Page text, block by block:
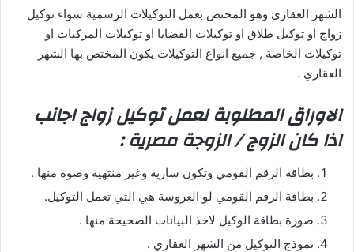
الشهر العقاري وهو المختص بعمل التوكيلات الرسمية سواء توكيل
زواج او توكيل طلاق او توكيلات القضايا او توكيلات المركبات او
توكيلات الخاصة , جميع انواع التوكيلات يكون المختص بها الشهر
العقاري .
الاوراق المطلوبة لعمل توكيل زواج اجانب
اذا كان الزوج / الزوجة مصرية :
بطاقة الرقم القومي وتكون سارية وغير منتهية وصوة منها .
بطاقة الرقم القومي لو العروسة هي التي تعمل التوكيل.
صورة بطاقة الوكيل لاخذ البيانات الصحيحة منها .
نموذج التوكيل من الشهر العقاري .